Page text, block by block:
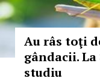
Au râs toţi
gândacii.
studiu